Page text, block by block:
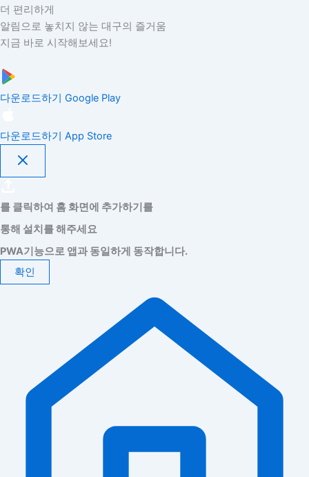
더 편리하게
알림으로 놓치지 않는 대구의 즐거움
지금 바로 시작해보세요!
다운로드하기 Google Play
다운로드하기 App Store
를 클릭하여 홈 화면에 추가하기를
통해 설치를 해주세요
PWA기능으로 앱과 동일하게 동작합니다.
확인